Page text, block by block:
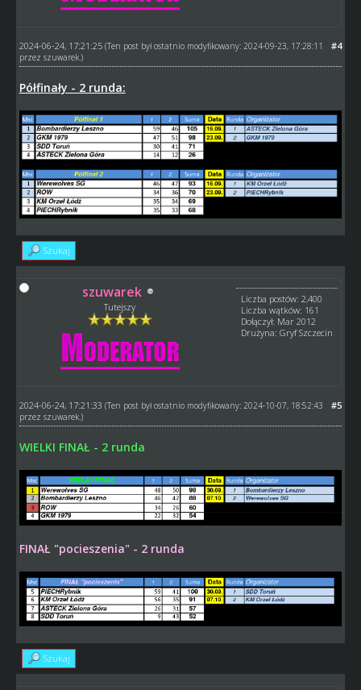
#4
2024-06-24, 17:21:25 (Ten post był ostatnio modyfikowany: 2024-09-23, 17:28:11
przez szuwarek.)
Półfinały - 2 runda:
Szukaj
szuwarek
Tutejszy
Liczba postów: 2,400
Liczba wątków: 161
Dołączył: Mar 2012
Drużyna: Gryf Szczecin
#5
2024-06-24, 17:21:33 (Ten post był ostatnio modyfikowany: 2024-10-07, 18:52:43
przez szuwarek.)
WIELKI FINAŁ - 2 runda
FINAŁ "pocieszenia" - 2 runda
Szukaj